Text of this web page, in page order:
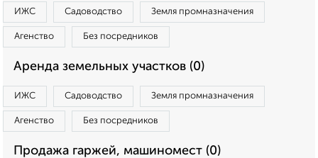
ИЖС Садоводство Земля промназначения
Агенство Без посредников
Аренда земельных участков (0)
ИЖС Садоводство Земля промназначения
Агенство Без посредников
Продажа гаржей, машиномест (0)